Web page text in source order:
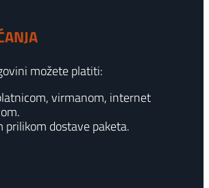
možete platiti:
virmanom, internet
prilikom dostave paketa.